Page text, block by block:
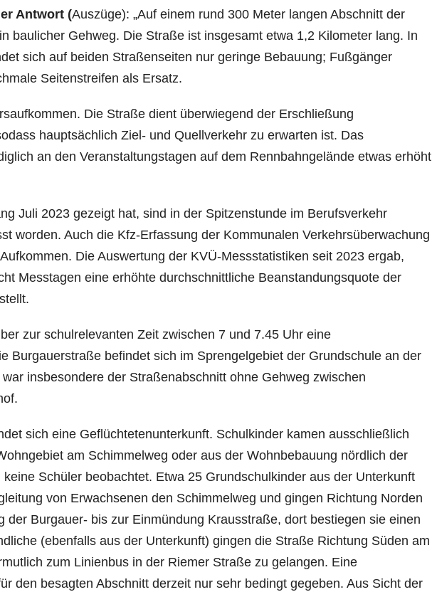
Antwort (Auszüge): „Auf einem rund 300 Meter langen Abschnitt der
baulicher Gehweg. Die Straße ist insgesamt etwa 1,2 Kilometer lang. In
sich auf beiden Straßenseiten nur geringe Bebauung; Fußgänger
Seitenstreifen als Ersatz.
Die Straße dient überwiegend der Erschließung
hauptsächlich Ziel- und Quellverkehr zu erwarten ist. Das
an den Veranstaltungstagen auf dem Rennbahngelände etwas erhöht
Juli 2023 gezeigt hat, sind in der Spitzenstunde im Berufsverkehr
worden. Auch die Kfz-Erfassung der Kommunalen Verkehrsüberwachung
Die Auswertung der KVÜ-Messstatistiken seit 2023 ergab,
Messtagen eine erhöhte durchschnittliche Beanstandungsquote der
zur schulrelevanten Zeit zwischen 7 und 7.45 Uhr eine
Burgauerstraße befindet sich im Sprengelgebiet der Grundschule an der
insbesondere der Straßenabschnitt ohne Gehweg zwischen
sich eine Geflüchtetenunterkunft. Schulkinder kamen ausschließlich
am Schimmelweg oder aus der Wohnbebauung nördlich der
Schüler beobachtet. Etwa 25 Grundschulkinder aus der Unterkunft
von Erwachsenen den Schimmelweg und gingen Richtung Norden
der Burgauer- bis zur Einmündung Krausstraße, dort bestiegen sie einen
(ebenfalls aus der Unterkunft) gingen die Straße Richtung Süden am
zum Linienbus in der Riemer Straße zu gelangen. Eine
den besagten Abschnitt derzeit nur sehr bedingt gegeben. Aus Sicht der